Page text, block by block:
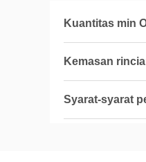
Kuantitas min
Kemasan
Syarat-syarat